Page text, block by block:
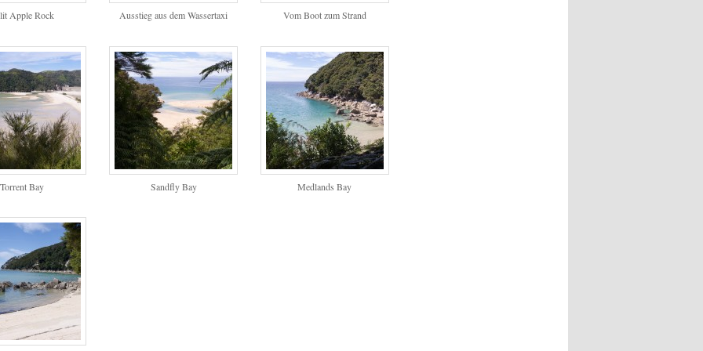
Apple Rock Ausstieg aus dem Wassertaxi Vom Boot zum Strand
Torrent Bay Sandfly Bay Medlands Bay